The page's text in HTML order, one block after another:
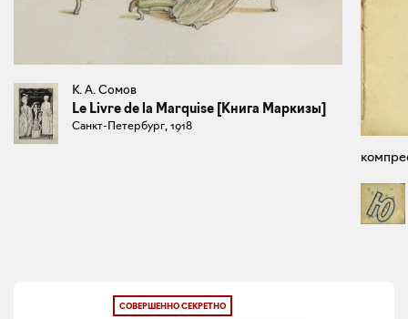
К. А. Сомов
Le Livre de la Marquise [Книга Маркизы]
Санкт-Петербург, 1918
СОВЕРШЕННО СЕКРЕТНО